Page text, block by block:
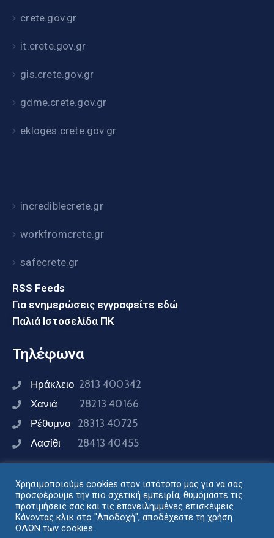
crete.gov.gr
it.crete.gov.gr
gis.crete.gov.gr
gdme.crete.gov.gr
ekloges.crete.gov.gr
incrediblecrete.gr
workfromcrete.gr
safecrete.gr
RSS Feeds
Για ενημερώσεις εγγραφείτε εδώ
Παλιά Ιστοσελίδα ΠΚ
Τηλέφωνα
Ηράκλειο 2813 400342
Χανιά 28213 40166
Ρέθυμνο 28313 40725
Λασίθι 28413 40455
Συνδεθείτε μαζί μας
Χρησιμοποιούμε cookies στον ιστότοπο μας για να σας
προσφέρουμε την πιο σχετική εμπειρία, θυμόμαστε τις
προτιμήσεις σας και τις επανειλημμένες επισκέψεις.
Κάνοντας κλικ στο "Αποδοχή", αποδέχεστε τη χρήση
ΟΛΩΝ των cookies.